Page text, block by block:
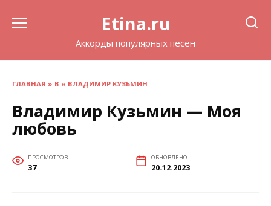
Etina.ru
Аккорды популярных песен
ГЛАВНАЯ » В » ВЛАДИМИР КУЗЬМИН
Владимир Кузьмин — Моя
любовь
ПРОСМОТРОВ
37
ОБНОВЛЕНО
20.12.2023